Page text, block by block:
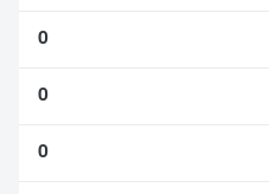
0
0
0